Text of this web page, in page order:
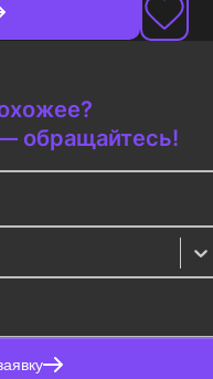
обращайтесь!